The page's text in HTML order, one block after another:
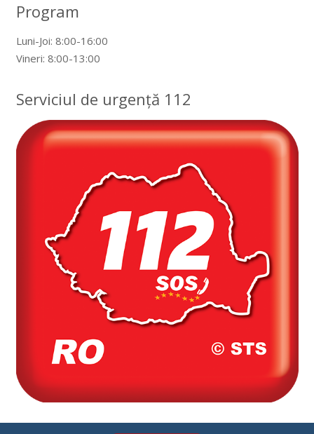
Program
Luni-Joi: 8:00-16:00
Vineri: 8:00-13:00
Serviciul de urgență 112